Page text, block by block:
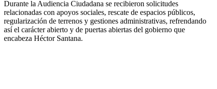
Durante la Audiencia Ciudadana se recibieron solicitudes
relacionadas con apoyos sociales, rescate de espacios públicos,
regularización de terrenos y gestiones administrativas, refrendando
así el carácter abierto y de puertas abiertas del gobierno que
encabeza Héctor Santana.